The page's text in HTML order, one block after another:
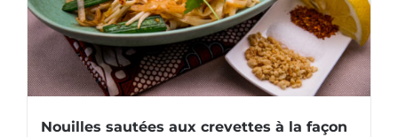
Nouilles sautées aux crevettes à la façon